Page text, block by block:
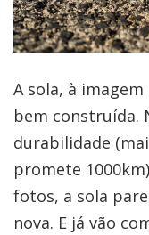
A sola, à imagem
bem construída.
durabilidade
promete
fotos, a sola
nova. E já vão